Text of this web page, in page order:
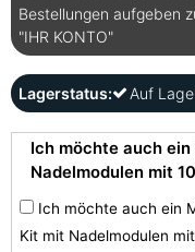
Bestellungen aufgeben
"IHR KONTO"
Lagerstatus: Auf
Ich möchte auch
Nadelmodulen mit
Kit mit Nadelmodulen